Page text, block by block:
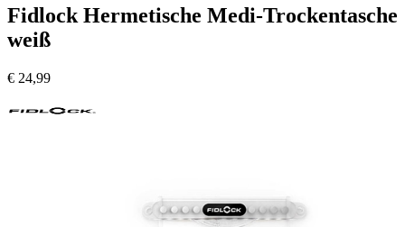
Fidlock Hermetische Medi-Trockentasche
weiß
€ 24,99